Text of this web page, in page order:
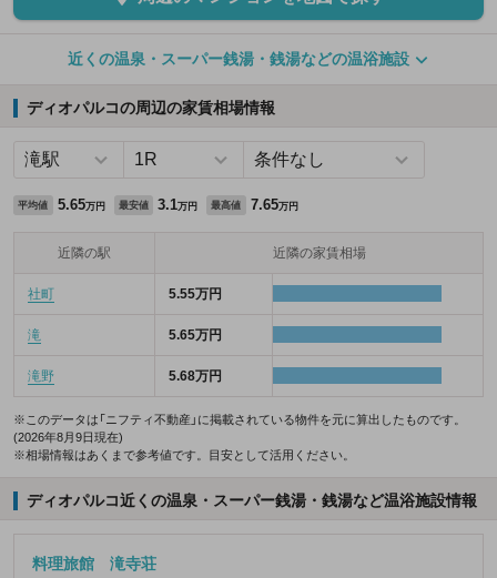
近くの温泉・スーパー銭湯・銭湯などの温浴施設
ディオパルコの周辺の家賃相場情報
平均値 5.65万円 最安値 3.1万円 最高値 7.65万円
近隣の駅 近隣の家賃相場
社町 5.55万円
滝 5.65万円
滝野 5.68万円
※このデータは「ニフティ不動産」に掲載されている物件を元に算出したものです。
(2026年8月9日現在)
※相場情報はあくまで参考値です。目安として活用ください。
ディオパルコ近くの温泉・スーパー銭湯・銭湯など温浴施設情報
料理旅館 滝寺荘